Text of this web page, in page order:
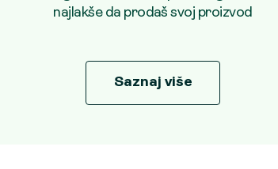
najlakše da prodaš svoj proizvod
Saznaj više